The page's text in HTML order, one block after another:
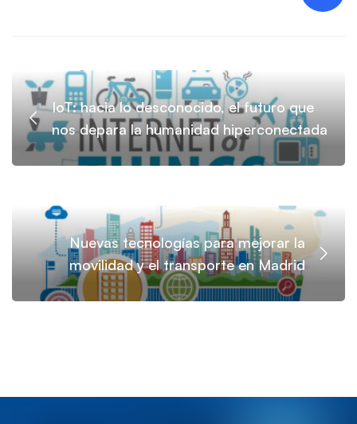
IoT: hacia lo desconocido, el futuro que
nos depara la humanidad hiperconectada
Nuevas tecnologías para mejorar la
movilidad y el transporte en Madrid